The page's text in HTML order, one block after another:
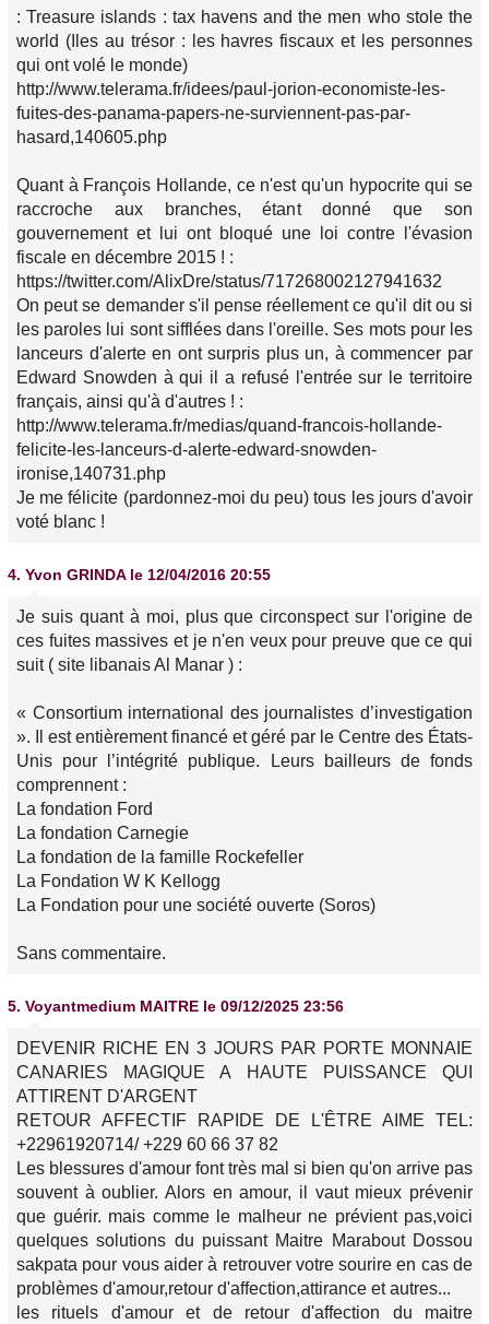
: Treasure islands : tax havens and the men who stole the
world (Iles au trésor : les havres fiscaux et les personnes
qui ont volé le monde)
http://www.telerama.fr/idees/paul-jorion-economiste-les-
fuites-des-panama-papers-ne-surviennent-pas-par-
hasard,140605.php
Quant à François Hollande, ce n'est qu'un hypocrite qui se
raccroche aux branches, étant donné que son
gouvernement et lui ont bloqué une loi contre l'évasion
fiscale en décembre 2015 ! :
https://twitter.com/AlixDre/status/717268002127941632
On peut se demander s'il pense réellement ce qu'il dit ou si
les paroles lui sont sifflées dans l'oreille. Ses mots pour les
lanceurs d'alerte en ont surpris plus un, à commencer par
Edward Snowden à qui il a refusé l'entrée sur le territoire
français, ainsi qu'à d'autres ! :
http://www.telerama.fr/medias/quand-francois-hollande-
felicite-les-lanceurs-d-alerte-edward-snowden-
ironise,140731.php
Je me félicite (pardonnez-moi du peu) tous les jours d'avoir
voté blanc !
4. Yvon GRINDA le 12/04/2016 20:55
Je suis quant à moi, plus que circonspect sur l'origine de
ces fuites massives et je n'en veux pour preuve que ce qui
suit ( site libanais Al Manar ) :
« Consortium international des journalistes d’investigation
». Il est entièrement financé et géré par le Centre des États-
Unis pour l’intégrité publique. Leurs bailleurs de fonds
comprennent :
La fondation Ford
La fondation Carnegie
La fondation de la famille Rockefeller
La Fondation W K Kellogg
La Fondation pour une société ouverte (Soros)
Sans commentaire.
5. Voyantmedium MAITRE le 09/12/2025 23:56
DEVENIR RICHE EN 3 JOURS PAR PORTE MONNAIE
CANARIES MAGIQUE A HAUTE PUISSANCE QUI
ATTIRENT D'ARGENT
RETOUR AFFECTIF RAPIDE DE L'ÊTRE AIME TEL:
+22961920714/ +229 60 66 37 82
Les blessures d'amour font très mal si bien qu'on arrive pas
souvent à oublier. Alors en amour, il vaut mieux prévenir
que guérir. mais comme le malheur ne prévient pas,voici
quelques solutions du puissant Maitre Marabout Dossou
sakpata pour vous aider à retrouver votre sourire en cas de
problèmes d'amour,retour d'affection,attirance et autres...
les rituels d'amour et de retour d'affection du maitre